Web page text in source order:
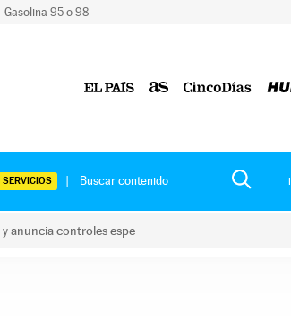
Gasolina 95 o 98
SERVICIOS
anuncia controles espe